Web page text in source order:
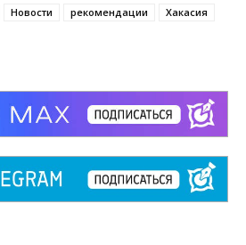
Новости рекомендации Хакасия